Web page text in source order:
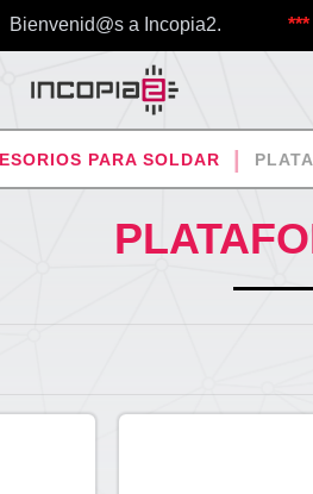
Bienvenid@s a Incopia2. ***
PARA SOLDAR